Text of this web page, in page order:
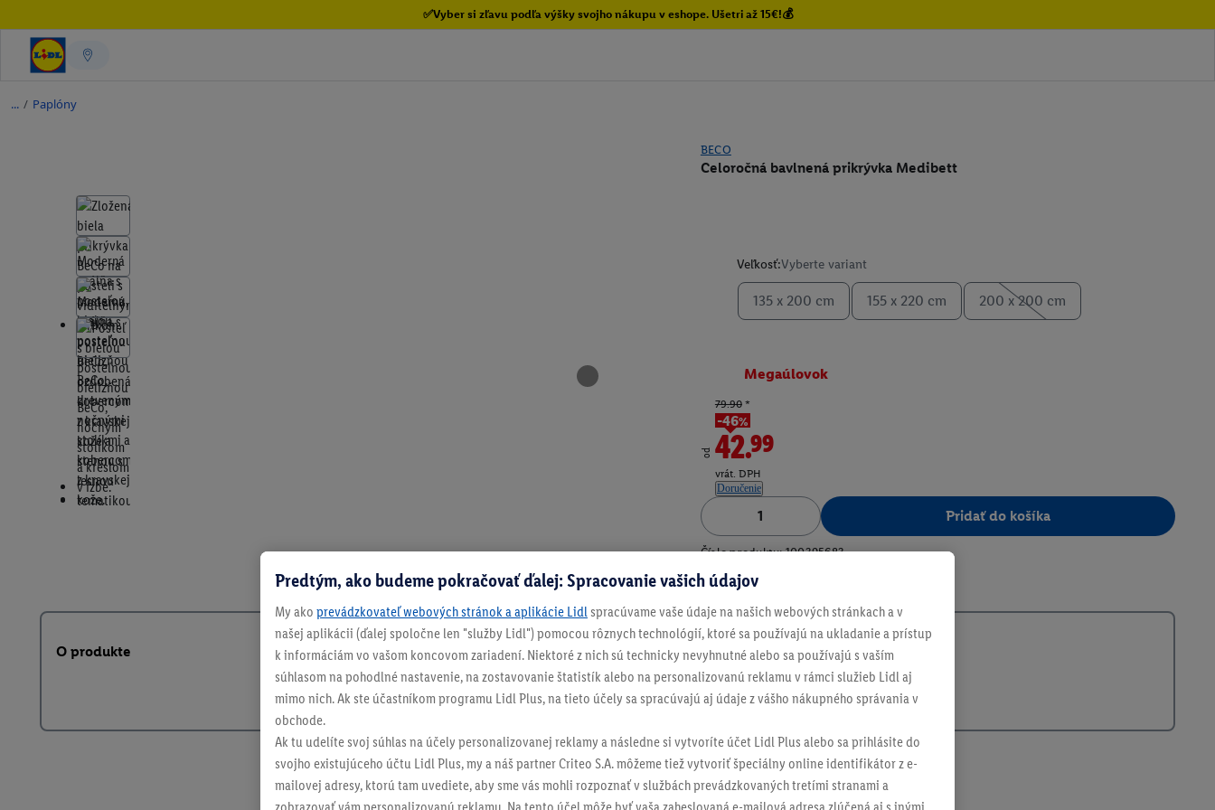
✅Vyber si zľavu podľa výšky svojho nákupu v eshope. Ušetri až 15€!💰
/ Paplóny
BECO
Celoročná bavlnená prikrývka Medibett
Veľkosť:Vyberte variant
135 x 200 cm 155 x 220 cm 200 x 200 cm
Megaúlovok
od
79.90*
-46%
42.99
vrát. DPH
Doručenie
Pridať do košíka
Číslo produktu: 100395683
O produkte
Predtým, ako budeme pokračovať ďalej: Spracovanie vašich údajov
My ako prevádzkovateľ webových stránok a aplikácie Lidl spracúvame vaše údaje na našich webových stránkach a v
našej aplikácii (ďalej spoločne len "služby Lidl") pomocou rôznych technológií, ktoré sa používajú na ukladanie a prístup
k informáciám vo vašom koncovom zariadení. Niektoré z nich sú technicky nevyhnutné alebo sa používajú s vaším
súhlasom na pohodlné nastavenie, na zostavovanie štatistík alebo na personalizovanú reklamu v rámci služieb Lidl aj
mimo nich. Ak ste účastníkom programu Lidl Plus, na tieto účely sa spracúvajú aj údaje z vášho nákupného správania v
obchode.
Ak tu udelíte svoj súhlas na účely personalizovanej reklamy a následne si vytvoríte účet Lidl Plus alebo sa prihlásite do
svojho existujúceho účtu Lidl Plus, my a náš partner Criteo S.A. môžeme tiež vytvoriť špeciálny online identifikátor z e-
mailovej adresy, ktorú tam uvediete, aby sme vás mohli rozpoznať v službách prevádzkovaných tretími stranami a
zobrazovať vám personalizovanú reklamu. Na tento účel môže byť vaša zaheslovaná e-mailová adresa zlúčená aj s inými